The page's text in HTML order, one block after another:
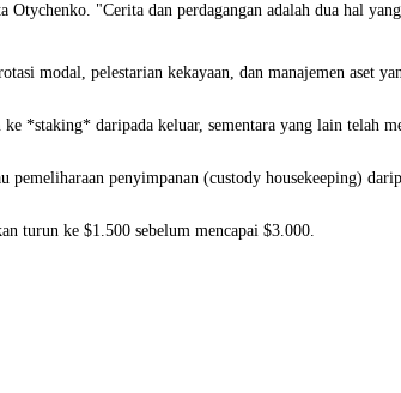
Otychenko. "Cerita dan perdagangan adalah dua hal
modal, pelestarian kekayaan, dan manajemen aset
*staking* daripada keluar, sementara yang lain telah
penyimpanan (custody housekeeping)
turun ke $1.500 sebelum mencapai $3.000.